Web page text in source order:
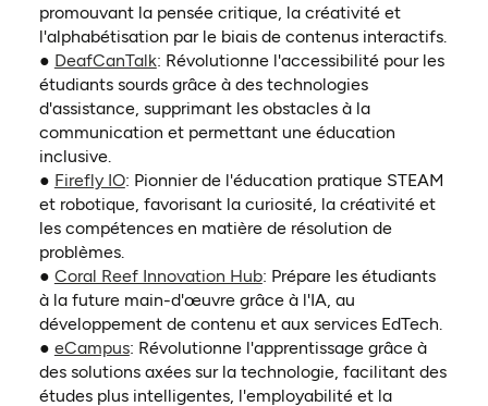
promouvant la pensée critique, la créativité et
l'alphabétisation par le biais de contenus interactifs.
● DeafCanTalk(ouvre dans un nouvel onglet)
: Révolutionne l'accessibilité pour les
étudiants sourds grâce à des technologies
d'assistance, supprimant les obstacles à la
communication et permettant une éducation
inclusive.
● Firefly IO(ouvre dans un nouvel onglet)
: Pionnier de l'éducation pratique STEAM
et robotique, favorisant la curiosité, la créativité et
les compétences en matière de résolution de
problèmes.
● Coral Reef Innovation Hub(ouvre dans un nouvel
: Prépare les étudiants
à la future main-d'œuvre grâce à l'IA, au
développement de contenu et aux services EdTech.
● eCampus(ouvre dans un nouvel onglet)
: Révolutionne l'apprentissage grâce à
des solutions axées sur la technologie, facilitant des
études plus intelligentes, l'employabilité et la